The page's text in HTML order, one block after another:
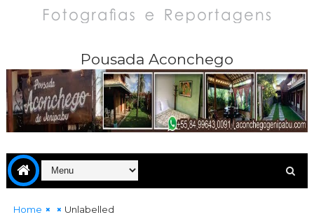
Pousada Aconchego
Home
Unlabelled